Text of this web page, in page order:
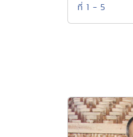
ที่ 1 - 5